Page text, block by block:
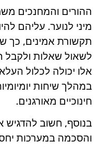
ההורים והמחנכים
מיני לנוער. עליהם
תקשורת אמינים, כך
לשאול שאלות ולקבל
אלו יכולה לכלול
במהלך שיחות
חינוכיים מאורגנים.
בנוסף, חשוב להדגיש
והסכמה במערכות